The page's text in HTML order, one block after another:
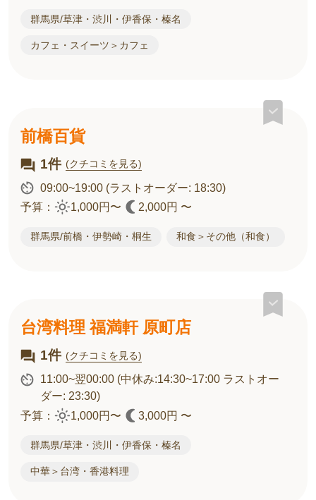
群馬県/草津・渋川・伊香保・榛名
カフェ・スイーツ＞カフェ
前橋百貨
1件 (クチコミを見る)
09:00~19:00 (ラストオーダー: 18:30)
予算：
1,000円〜 2,000円 〜
群馬県/前橋・伊勢崎・桐生 和食＞その他（和食）
台湾料理 福満軒 原町店
1件 (クチコミを見る)
11:00~翌00:00 (中休み:14:30~17:00 ラストオー
ダー: 23:30)
予算：
1,000円〜 3,000円 〜
群馬県/草津・渋川・伊香保・榛名
中華＞台湾・香港料理